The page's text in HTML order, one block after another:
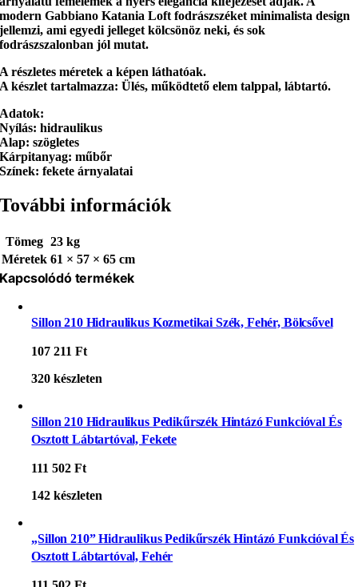
modern Gabbiano Katania Loft fodrászszéketminimalista design
jellemzi, ami egyedi jelleget kölcsönöz neki, és sok
fodrászszalonban jól mutat.
A részletes méretek a képen láthatóak.
A készlet tartalmazza: Ülés, működtető elem talppal, lábtartó.
Adatok:
Nyílás: hidraulikus
Alap: szögletes
Kárpitanyag: műbőr
Színek: fekete árnyalatai
További információk
Tömeg 23 kg
Méretek 61 × 57 × 65 cm
Kapcsolódó termékek
Sillon 210 Hidraulikus Kozmetikai Szék, Fehér, Bölcsővel
107 211Ft
320 készleten
Sillon 210 Hidraulikus Pedikűrszék Hintázó Funkcióval És
Osztott Lábtartóval, Fekete
111 502Ft
142 készleten
„Sillon 210” Hidraulikus Pedikűrszék Hintázó Funkcióval És
Osztott Lábtartóval, Fehér